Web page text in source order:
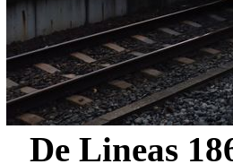
De Lineas